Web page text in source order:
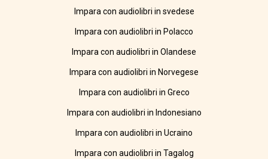
Impara con audiolibri in svedese
Impara con audiolibri in Polacco
Impara con audiolibri in Olandese
Impara con audiolibri in Norvegese
Impara con audiolibri in Greco
Impara con audiolibri in Indonesiano
Impara con audiolibri in Ucraino
Impara con audiolibri in Tagalog